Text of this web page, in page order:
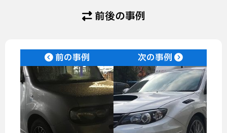
前後の事例
前の事例 次の事例